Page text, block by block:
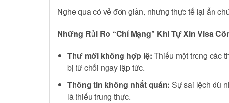
Nghe qua có vẻ đơn giản, nhưng thực tế lại ẩn
Những Rủi Ro “Chí Mạng” Khi Tự Xin Visa
Thư mời không hợp lệ: Thiếu một trong các
bị từ chối ngay lập tức.
Thông tin không nhất quán: Sự sai lệch dù
là thiếu trung thực.